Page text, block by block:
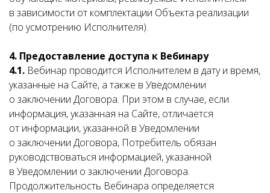
в зависимости от комплектации Объекта реализации
(по усмотрению Исполнителя).
4. Предоставление доступа к Вебинару
4.1. Вебинар проводится Исполнителем в дату и время,
указанные на Сайте, а также в Уведомлении
о заключении Договора. При этом в случае, если
информация, указанная на Сайте, отличается
от информации, указанной в Уведомлении
о заключении Договора, Потребитель обязан
руководствоваться информацией, указанной
в Уведомлении о заключении Договора.
Продолжительность Вебинара определяется